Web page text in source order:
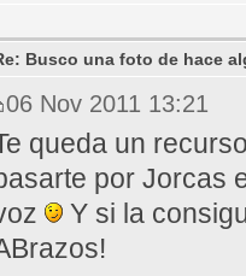
Busco una foto de hace
06 Nov 2011 13:21
queda un
por Jorcas
Y si la